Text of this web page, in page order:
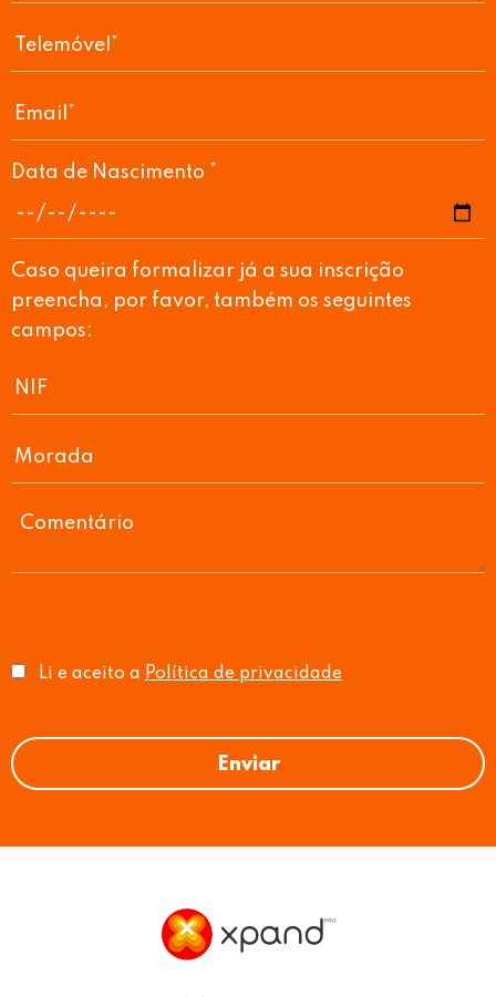
Data de Nascimento *
Caso queira formalizar já a sua inscrição
preencha, por favor, também os seguintes
campos:
Li e aceito a Política de privacidade